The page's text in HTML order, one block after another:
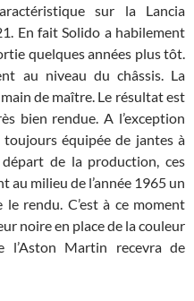
sur la Lancia
En fait Solido a habilement
quelques années plus tôt.
au niveau du châssis. La
de maître. Le résultat est
bien rendue. A l’exception
équipée de jantes à
de la production, ces
au milieu de l’année 1965 un
rendu. C’est à ce moment
noire en place de la couleur
l’Aston Martin recevra de